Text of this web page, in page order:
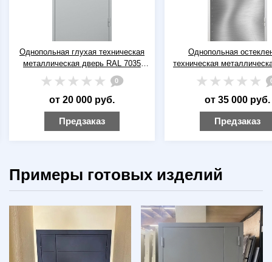
Однопольная глухая техническая
металлическая дверь RAL 7035
(серая)
0
от 20 000 руб.
Предзаказ
Однопольная
техническая
RAL 9016 (белая) с
отбойником
от 35 000 руб.
Предзаказ
Примеры готовых изделий